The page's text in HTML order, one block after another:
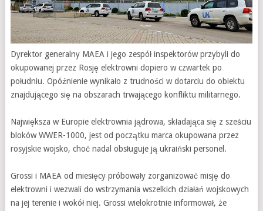
Dyrektor generalny MAEA i jego zespół inspektorów przybyli do
okupowanej przez Rosję elektrowni dopiero w czwartek po
południu. Opóźnienie wynikało z trudności w dotarciu do obiektu
znajdującego się na obszarach trwającego konfliktu militarnego.
Największa w Europie elektrownia jądrowa, składająca się z sześciu
bloków WWER-1000, jest od początku marca okupowana przez
rosyjskie wojsko, choć nadal obsługuje ją ukraiński personel.
Grossi i MAEA od miesięcy próbowały zorganizować misję do
elektrowni i wezwali do wstrzymania wszelkich działań wojskowych
na jej terenie i wokół niej. Grossi wielokrotnie informował, że